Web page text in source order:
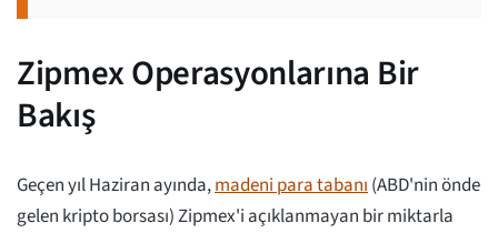
Zipmex Operasyonlarına Bir
Bakış
Geçen yıl Haziran ayında,madeni para tabanı(ABD'nin önde
gelen kripto borsası) Zipmex'i açıklanmayan bir miktarla